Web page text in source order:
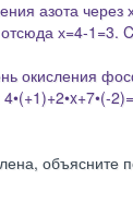
азота через
х=4-1=3.
окисления
•x+7•(-
объясните